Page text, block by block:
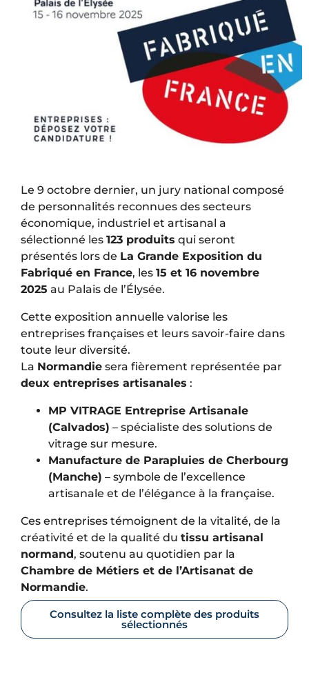
Le 9 octobre dernier, un jury national composé
de personnalités reconnues des secteurs
économique, industriel et artisanal a
sélectionné les 123 produits qui seront
présentés lors de La Grande Exposition du
Fabriqué en France, les 15 et 16 novembre
2025 au Palais de l’Élysée.
Cette exposition annuelle valorise les
entreprises françaises et leurs savoir-faire dans
toute leur diversité.
La Normandie sera fièrement représentée par
deux entreprises artisanales :
MP VITRAGE Entreprise Artisanale
(Calvados) – spécialiste des solutions de
vitrage sur mesure.
Manufacture de Parapluies de Cherbourg
(Manche) – symbole de l’excellence
artisanale et de l’élégance à la française.
Ces entreprises témoignent de la vitalité, de la
créativité et de la qualité du tissu artisanal
normand, soutenu au quotidien par la
Chambre de Métiers et de l’Artisanat de
Normandie.
Consultez la liste complète des produits
sélectionnés